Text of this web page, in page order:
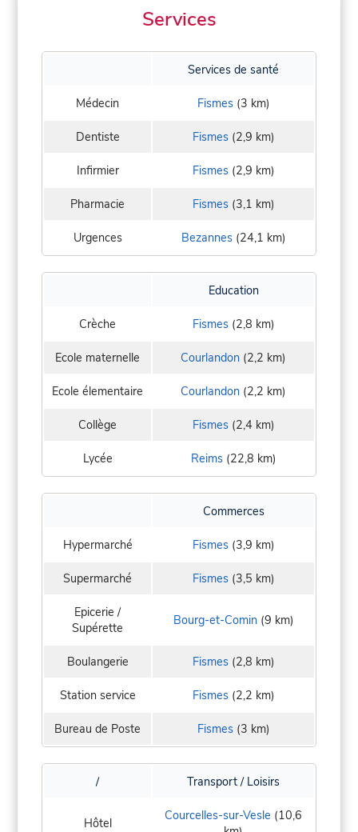
Services
Services de santé
Médecin Fismes(3 km)
Dentiste Fismes(2,9 km)
Infirmier Fismes(2,9 km)
Pharmacie Fismes(3,1 km)
Urgences Bezannes(24,1 km)
Education
Crèche Fismes(2,8 km)
Ecole maternelle Courlandon (2,2 km)
Ecole élementaire Courlandon (2,2 km)
Collège Fismes(2,4 km)
Lycée Reims(22,8 km)
Commerces
Hypermarché Fismes(3,9 km)
Supermarché Fismes(3,5 km)
Epicerie /
Supérette
Bourg-et-Comin(9 km)
Boulangerie Fismes(2,8 km)
Station service Fismes(2,2 km)
Bureau de Poste Fismes(3 km)
/ Transport / Loisirs
Hôtel Courcelles-sur-Vesle (10,6